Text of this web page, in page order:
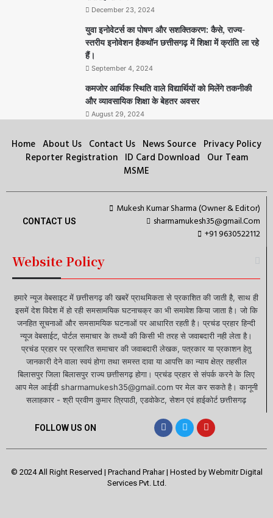
December 23, 2024
युवा इनोवेटर्स का पोषण और सशक्तिकरण: कैसे, राज्य-
स्तरीय इनोवेशन हैकथॉन छत्तीसगढ़ में शिक्षा में क्रांति ला रहे
हैं।
September 4, 2024
कमजोर आर्थिक स्थिति वाले विद्यार्थियों को मिलेंगे तकनीकी
और व्यावसायिक शिक्षा के बेहतर अवसर
August 29, 2024
Home About Us Contact Us News Source Privacy Policy
Reporter Registration ID Card Download Our Team
MSME
CONTACT US
Mukesh Kumar Sharma (Owner & Editor)
sharmamukesh35@gmail.Com
+91 9630522112
Website Policy
हमारे न्यूज वेबसाइट में छत्तीसगढ़ की खबरें प्राथमिकता से प्रकाशित की जाती है, साथ ही
इसमें देश विदेश में हो रही समसामयिक घटनाचक्र का भी समावेश किया जाता है। जो कि
जनहित सूचनाओं और समसामयिक घटनाओं पर आधारित रहती है। प्रचंड प्रहार हिन्दी
न्यूज वेबसाईट, पोर्टल समाचार के तथ्यों की किसी भी तरह से जवाबदारी नही लेता है।
प्रचंड प्रहार पर प्रसारित समाचार की जवाबदारी लेखक, पत्रकार या प्रकाशन हेतु
जानकारी देने वाला स्वयं होगा तथा समस्त दावा या आपत्ति का न्याय क्षेत्र तहसील
बिलासपुर जिला बिलासपुर राज्य छत्तीसगढ़ होगा। प्रचंड प्रहार से संपर्क करने के लिए
आप मेल आईडी sharmamukesh35@gmail.com पर मेल कर सकते है। कानूनी
सलाहकार - श्री प्रवीण कुमार त्रिपाठी, एडवोकेट, सेशन एवं हाईकोर्ट छत्तीसगढ़
FOLLOW US ON
© 2024 All Right Reserved | Prachand Prahar | Hosted by Webmitr Digital
Services Pvt. Ltd.